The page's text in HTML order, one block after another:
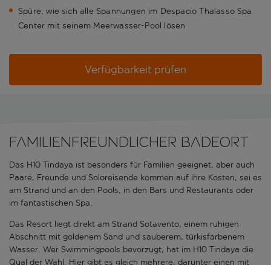
Spüre, wie sich alle Spannungen im Despacio Thalasso Spa
Center mit seinem Meerwasser-Pool lösen
Verfügbarkeit prüfen
Familienfreundlicher Badeort
Das H10 Tindaya ist besonders für Familien geeignet, aber auch
Paare, Freunde und Soloreisende kommen auf ihre Kosten, sei es
am Strand und an den Pools, in den Bars und Restaurants oder
im fantastischen Spa.
Das Resort liegt direkt am Strand Sotavento, einem ruhigen
Abschnitt mit goldenem Sand und sauberem, türkisfarbenem
Wasser. Wer Swimmingpools bevorzugt, hat im H10 Tindaya die
Qual der Wahl. Hier gibt es gleich mehrere, darunter einen mit